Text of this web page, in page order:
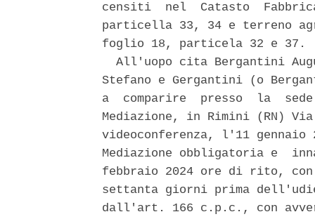
censiti  nel  Catasto
particella 33, 34 e terreno
foglio 18, particela 32 e 37.
All'uopo cita Bergantini
Stefano e Gergantini (o
a  comparire  presso  la
Mediazione, in Rimini (RN)
videoconferenza, l'11
Mediazione obbligatoria e
febbraio 2024 ore di rito,
settanta giorni prima
dall'art. 166 c.p.c., con